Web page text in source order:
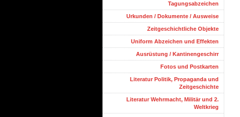
Tagungsabzeichen
Urkunden / Dokumente / Ausweise
Zeitgeschichtliche Objekte
Uniform Abzeichen und Effekten
Ausrüstung / Kantinengeschirr
Fotos und Postkarten
Literatur Politik, Propaganda und
Zeitgeschichte
Literatur Wehrmacht, Militär und 2.
Weltkrieg